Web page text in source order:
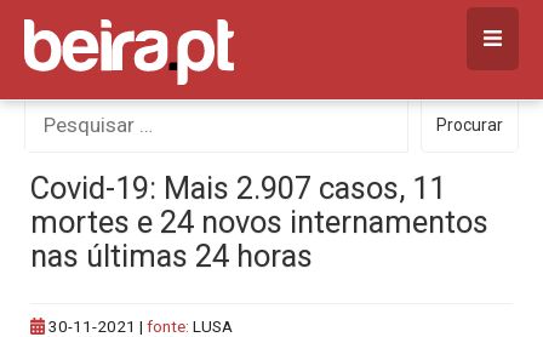
Skip
content
Procurar
por:
Procurar
Covid-19: Mais 2.907 casos, 11
mortes e 24 novos internamentos
nas últimas 24 horas
30-11-2021 | fonte: LUSA